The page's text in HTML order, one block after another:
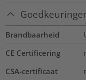
Brandbaarheid
CE Certificering
CSA-certificaat